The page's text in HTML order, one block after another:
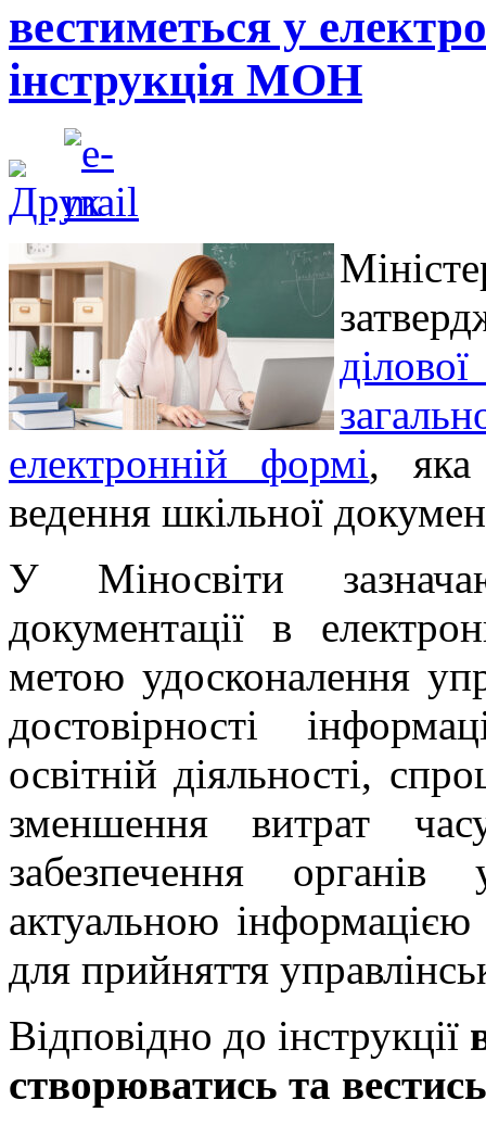
вестиметься у
інструкція МОН
електронній формі, яка
ведення шкільної
У Міносвіти
документації в
метою удосконалення
достовірності
освітній діяльності,
зменшення витрат
забезпечення
актуальною інформацією
для прийняття
Відповідно до інструкції
створюватись та